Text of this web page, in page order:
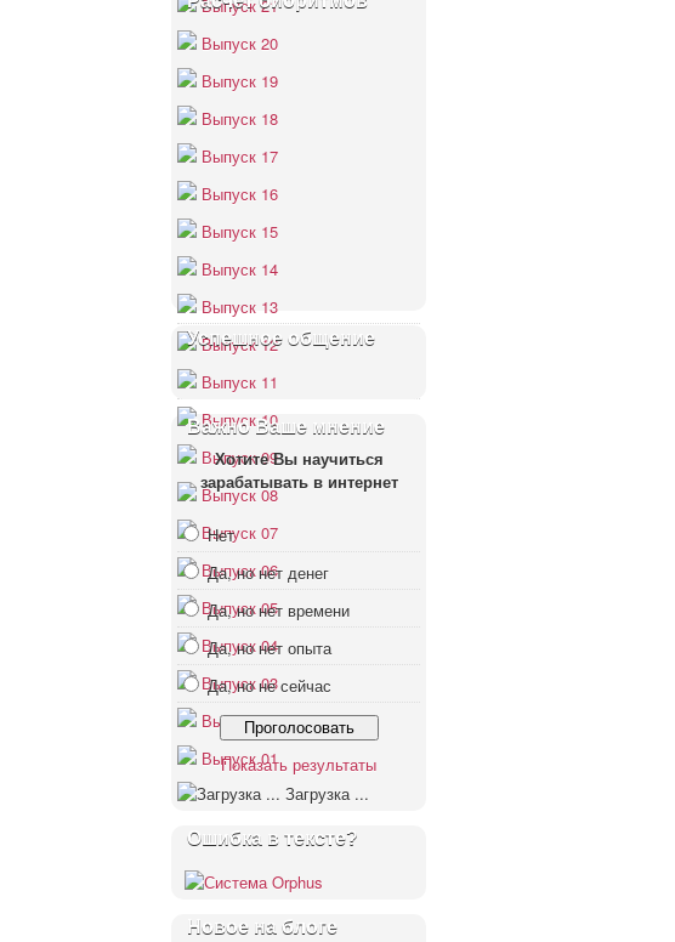
Выпуск 21
Выпуск 20
Выпуск 19
Выпуск 18
Выпуск 17
Выпуск 16
Выпуск 15
Выпуск 14
Выпуск 13
Выпуск 12
Выпуск 11
Выпуск 10
Выпуск 09
Выпуск 08
Выпуск 07
Выпуск 06
Выпуск 05
Выпуск 04
Выпуск 03
Выпуск 02
Выпуск 01
Успешное общение
Важно Ваше мнение
Хотите Вы научиться
зарабатывать в интернет
Нет
Да, но нет денег
Да, но нет времени
Да, но нет опыта
Да, но не сейчас
Показать результаты
Загрузка ...
Ошибка в тексте?
Новое на блоге